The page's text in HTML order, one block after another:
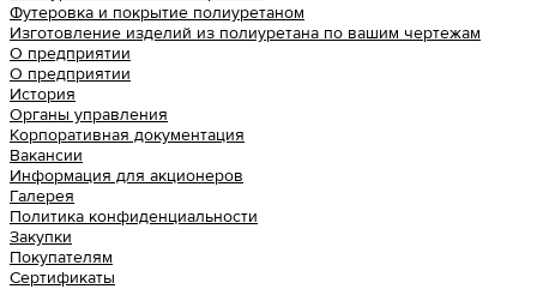
Футеровка и покрытие полиуретаном
Изготовление изделий из полиуретана по вашим чертежам
О предприятии
О предприятии
История
Органы управления
Корпоративная документация
Вакансии
Информация для акционеров
Галерея
Политика конфиденциальности
Закупки
Покупателям
Сертификаты